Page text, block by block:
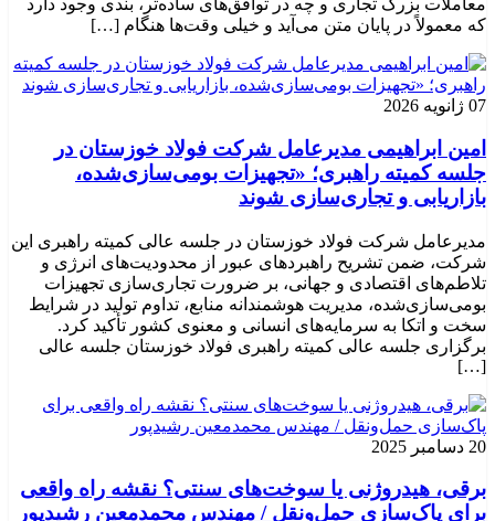
معاملات بزرگ تجاری و چه در توافق‌های ساده‌تر، بندی وجود دارد
که معمولاً در پایان متن می‌آید و خیلی وقت‌ها هنگام […]
07 ژانویه 2026
امین ابراهیمی مدیرعامل شرکت فولاد خوزستان در
جلسه کمیته راهبری؛ «تجهیزات بومی‌سازی‌شده،
بازاریابی و تجاری‌سازی شوند
مدیرعامل شرکت فولاد خوزستان در جلسه عالی کمیته راهبری این
شرکت، ضمن تشریح راهبردهای عبور از محدودیت‌های انرژی و
تلاطم‌های اقتصادی و جهانی، بر ضرورت تجاری‌سازی تجهیزات
بومی‌سازی‌شده، مدیریت هوشمندانه منابع، تداوم تولید در شرایط
سخت و اتکا به سرمایه‌های انسانی و معنوی کشور تأکید کرد.
برگزاری جلسه عالی کمیته راهبری فولاد خوزستان جلسه عالی
[…]
20 دسامبر 2025
برقی، هیدروژنی یا سوخت‌های سنتی؟ نقشه راه واقعی
برای پاک‌سازی حمل‌ونقل / مهندس محمدمعین رشیدپور